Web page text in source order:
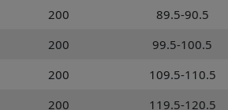
200
89.5-90.5
200
99.5-100.5
200
109.5-110.5
200 119.5-120.5